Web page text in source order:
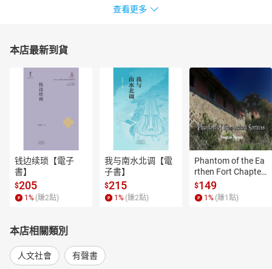
查看更多
本店最新到貨
钱边续琐【電子
書】
$205
1% (賺2點)
我与南水北调【電
子書】
$215
1% (賺2點)
Phantom of the Ea
rthen Fort Chapter
4【有聲書】
$149
1% (賺1點)
本店相關類別
人文社會 有聲書